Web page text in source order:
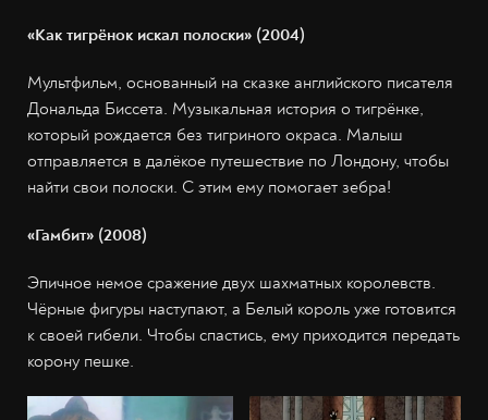
«Как тигрёнок искал полоски» (2004)
Мультфильм, основанный на сказке английского писателя
Дональда Биссета. Музыкальная история о тигрёнке,
который рождается без тигриного окраса. Малыш
отправляется в далёкое путешествие по Лондону, чтобы
найти свои полоски. С этим ему помогает зебра!
«Гамбит» (2008)
Эпичное немое сражение двух шахматных королевств.
Чёрные фигуры наступают, а Белый король уже готовится
к своей гибели. Чтобы спастись, ему приходится передать
корону пешке.